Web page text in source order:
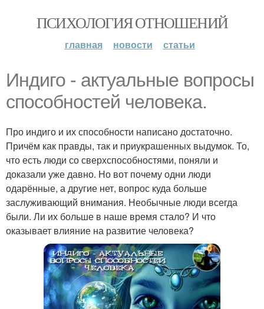
ПСИХОЛОГИЯ ОТНОШЕНИЙ
главная новости статьи
Индиго - актуальные вопросы
способностей человека.
Про индиго и их способности написано достаточно.
Причём как правды, так и приукрашенных выдумок. То,
что есть люди со сверхспособностями, поняли и
доказали уже давно. Но вот почему одни люди
одарённые, а другие нет, вопрос куда больше
заслуживающий внимания. Необычные люди всегда
были. Ли их больше в наше время стало? И что
оказывает влияние на развитие человека?